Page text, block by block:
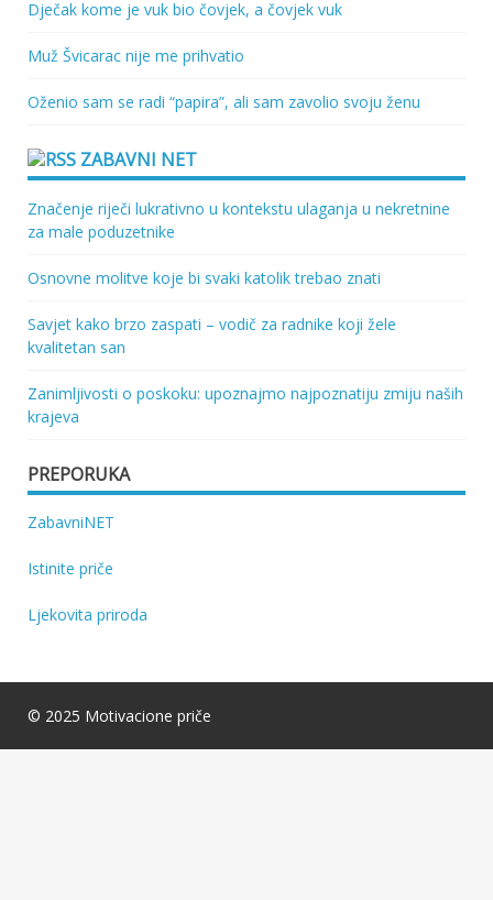
Dječak kome je vuk bio čovjek, a čovjek vuk
Muž Švicarac nije me prihvatio
Oženio sam se radi “papira”, ali sam zavolio svoju ženu
ZABAVNI NET
Značenje riječi lukrativno u kontekstu ulaganja u nekretnine
za male poduzetnike
Osnovne molitve koje bi svaki katolik trebao znati
Savjet kako brzo zaspati – vodič za radnike koji žele
kvalitetan san
Zanimljivosti o poskoku: upoznajmo najpoznatiju zmiju naših
krajeva
PREPORUKA
ZabavniNET
Istinite priče
Ljekovita priroda
© 2025 Motivacione priče